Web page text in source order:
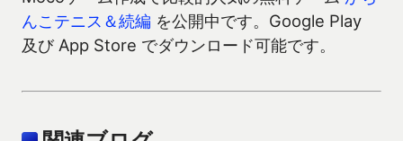
んこテニス＆続編 を公開中です。Google Play
及び App Store でダウンロード可能です。